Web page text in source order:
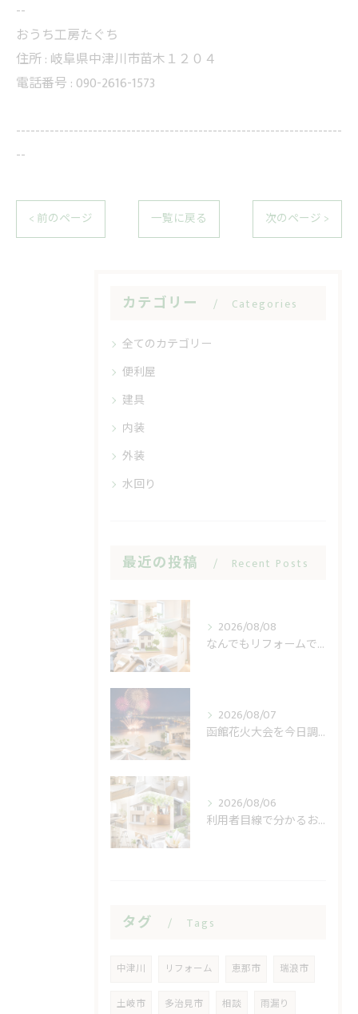
--
おうち工房たぐち
住所 : 岐阜県中津川市苗木１２０４
電話番号 : 090-2616-1573
--------------------------------------------------------------------
--
< 前のページ 一覧に戻る 次のページ >
カテゴリー Categories
全てのカテゴリー
便利屋
建具
内装
外装
水回り
最近の投稿 Recent Posts
2026/08/08
なんでもリフォームで小修繕の費用不安を軽く
2026/08/07
函館花火大会を今日調べる前に見る開催日と順延
2026/08/06
利用者目線で分かるおうち工房たぐちの安心感
タグ Tags
中津川 リフォーム 恵那市 瑞浪市
土岐市 多治見市 相談 雨漏り